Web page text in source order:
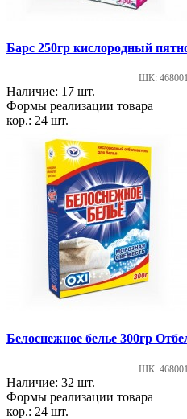
Барс 250гр кислородный
ШК:
Наличие: 17 шт.
Формы реализации товара
кор.: 24 шт.
Белоснежное белье 300гр
ШК:
Наличие: 32 шт.
Формы реализации товара
кор.: 24 шт.